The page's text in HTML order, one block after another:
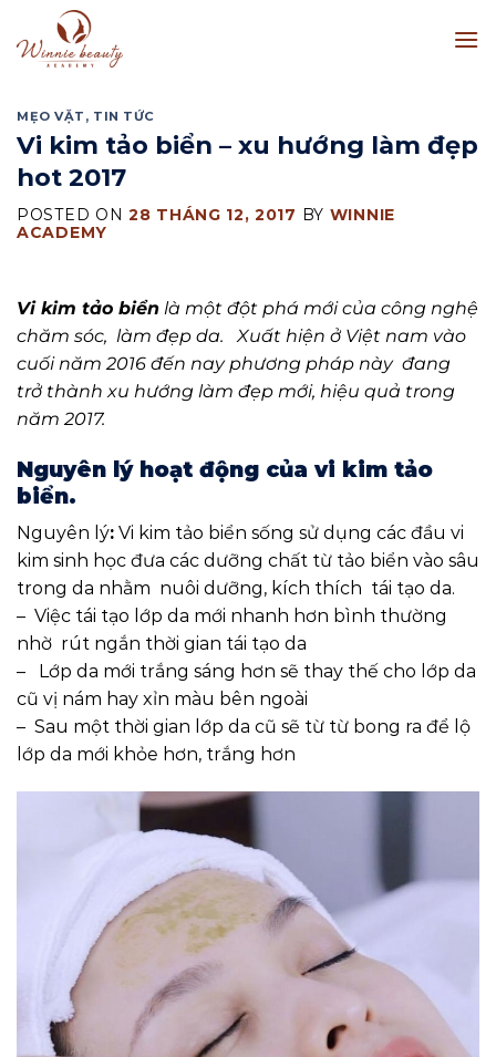
to
content
MẸO VẶT , TIN TỨC
Vi kim tảo biển – xu hướng làm đẹp
hot 2017
POSTED ON 28 THÁNG 12, 2017 BY WINNIE
ACADEMY
Vi kim tảo biển là một đột phá mới của công nghệ
chăm sóc, làm đẹp da. Xuất hiện ở Việt nam vào
cuối năm 2016 đến nay phương pháp này đang
trở thành xu hướng làm đẹp mới, hiệu quả trong
năm 2017.
Nguyên lý hoạt động của vi kim tảo
biển.
Nguyên lý: Vi kim tảo biển sống sử dụng các đầu vi
kim sinh học đưa các dưỡng chất từ tảo biển vào sâu
trong da nhằm nuôi dưỡng, kích thích tái tạo da.
– Việc tái tạo lớp da mới nhanh hơn bình thường
nhờ rút ngắn thời gian tái tạo da
– Lớp da mới trắng sáng hơn sẽ thay thế cho lớp da
cũ vị nám hay xỉn màu bên ngoài
– Sau một thời gian lớp da cũ sẽ từ từ bong ra để lộ
lớp da mới khỏe hơn, trắng hơn